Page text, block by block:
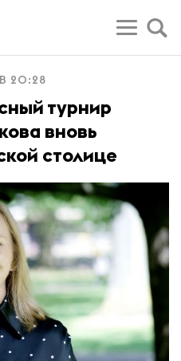
20:28
турнир
вновь
столице